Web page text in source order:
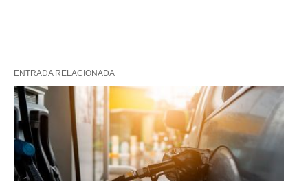
ENTRADA RELACIONADA